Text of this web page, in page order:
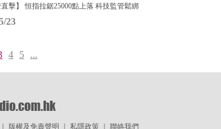
擊】 恒指拉鋸25000點上落 科技監管鬆綁
23
4 5 ...
版權及免責聲明 私隱政策｜ 聯絡我們